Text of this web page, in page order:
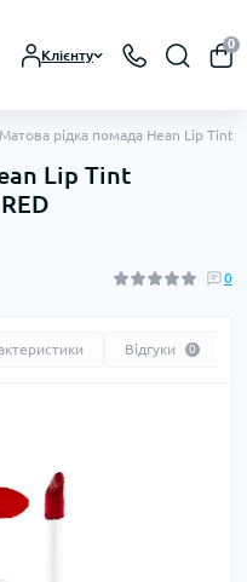
Клієнту
0
Матова рідка помада Hean Lip Tint
Lip Tint
0
Відгуки 0